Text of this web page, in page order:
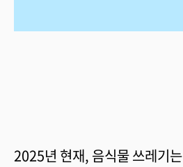
2025년 현재, 음식물 쓰레기는